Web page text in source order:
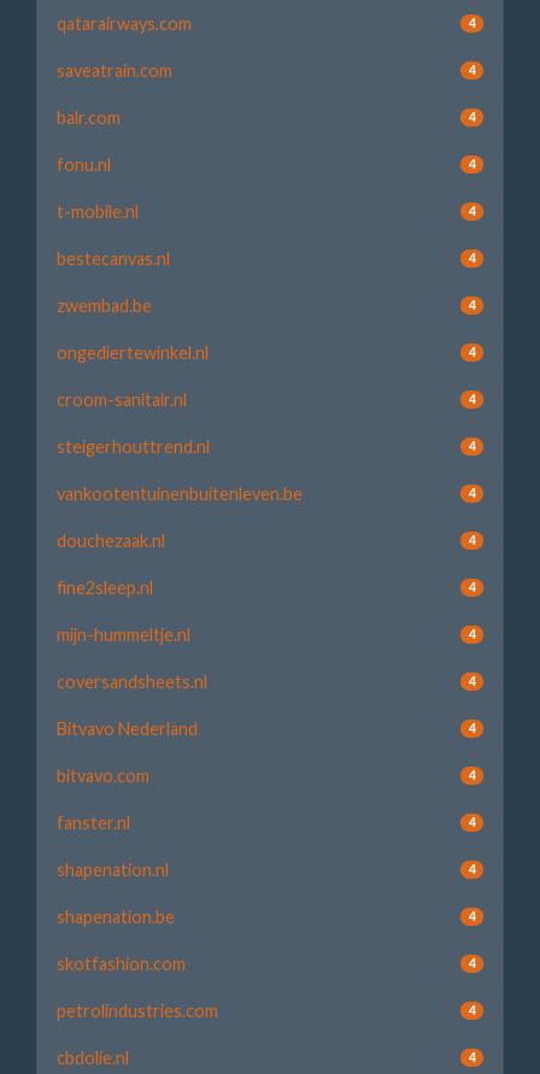
qatarairways.com 4
saveatrain.com 4
balr.com 4
fonu.nl 4
t-mobile.nl 4
bestecanvas.nl 4
zwembad.be 4
ongediertewinkel.nl 4
croom-sanitair.nl 4
steigerhouttrend.nl 4
vankootentuinenbuitenleven.be 4
douchezaak.nl 4
fine2sleep.nl 4
mijn-hummeltje.nl 4
coversandsheets.nl 4
Bitvavo Nederland 4
bitvavo.com 4
fanster.nl 4
shapenation.nl 4
shapenation.be 4
skotfashion.com 4
petrolindustries.com 4
cbdolie.nl 4